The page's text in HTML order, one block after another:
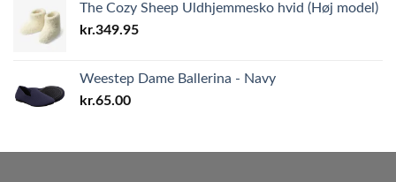
The Cozy Sheep Uldhjemmesko hvid (Høj model)
kr.349.95
Weestep Dame Ballerina - Navy
kr.65.00